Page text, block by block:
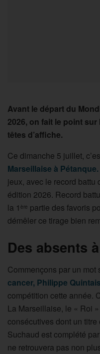
Avant le départ du
2026, on fait le point sur
têtes d’affiche.
Ce dimanche 5 juillet,
Marseillaise à Pétanque.
jeux, avec le record battu
édition 2026. Record
la 1 ère partie des favoris
démêler ce tirage bien
Des absents
Commençons par un mot
cancer, Philippe
compétition cette année.
La Marseillaise, le « Roi
consécutives dont un
Suchaud est complété
ne retrouvera pas non